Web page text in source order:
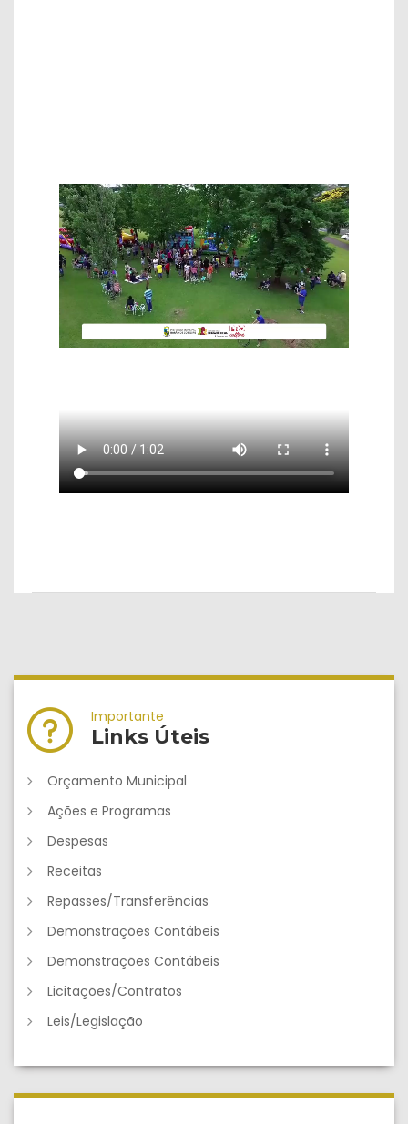
Importante
Links Úteis
Orçamento Municipal
Ações e Programas
Despesas
Receitas
Repasses/Transferências
Demonstrações Contábeis
Demonstrações Contábeis
Licitações/Contratos
Leis/Legislação